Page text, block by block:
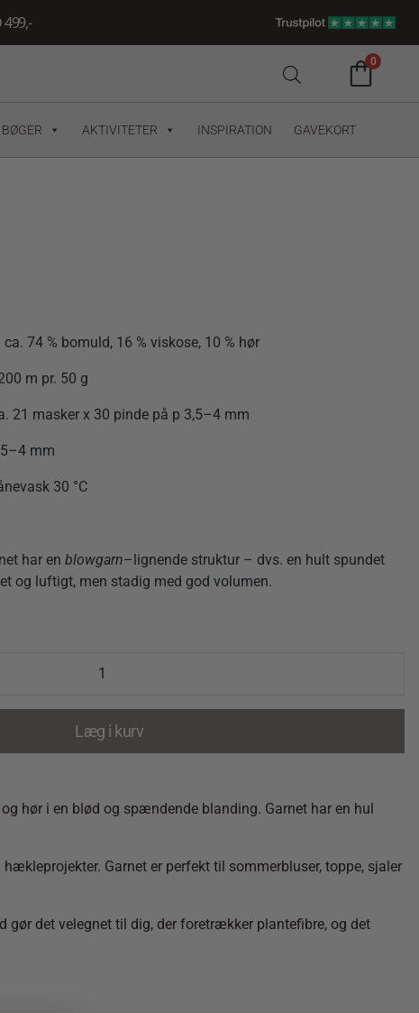
499,-
0
BØGER AKTIVITETER INSPIRATION GAVEKORT
ca. 74 % bomuld, 16 % viskose, 10 % hør
m pr. 50 g
21 masker x 30 pinde på p 3,5–4 mm
4 mm
30 °C
har en blowgarn– lignende struktur – dvs. en hult spundet
let og luftigt, men stadig med god volumen.
Læg i kurv
hør i en blød og spændende blanding. Garnet har en hul
Garnet er perfekt til sommerbluser, toppe, sjaler
det velegnet til dig, der foretrækker plantefibre, og det